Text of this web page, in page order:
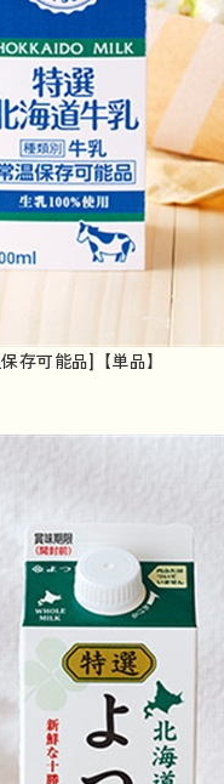
存可能品]【単品】